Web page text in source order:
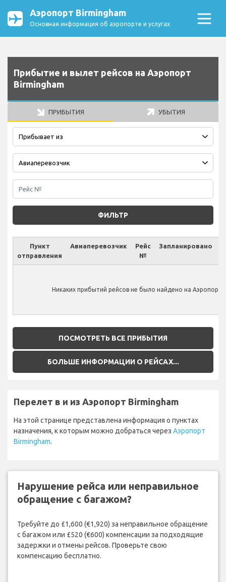
Аэропорт Birmingham
Основная информация об аэропорте и услугах
Прибытие и вылет рейсов на Аэропорт
Birmingham
ПРИБЫТИЯ УБЫТИЯ
ФИЛЬТР
Пункт
отправления
Авиаперевозчик
Рейс
№
Запланировано
Никаких прибытий рейсов не было найдено на Аэропорт
ПОСМОТРЕТЬ ВСЕ ПРИБЫТИЯ
БОЛЬШЕ ИНФОРМАЦИИ О РЕЙСАХ...
Перелет в и из Аэропорт Birmingham
На этой странице представлена информация о пунктах
назначения, к которым можно добраться через Аэропорт
Birmingham.
Нарушение рейса или неправильное
обращение с багажом?
Требуйте до £1,600 (€1,920) за неправильное обращение
с багажом или £520 (€600) компенсации за подходящие
задержки и отмены рейсов. Проверьте свою
компенсацию бесплатно.